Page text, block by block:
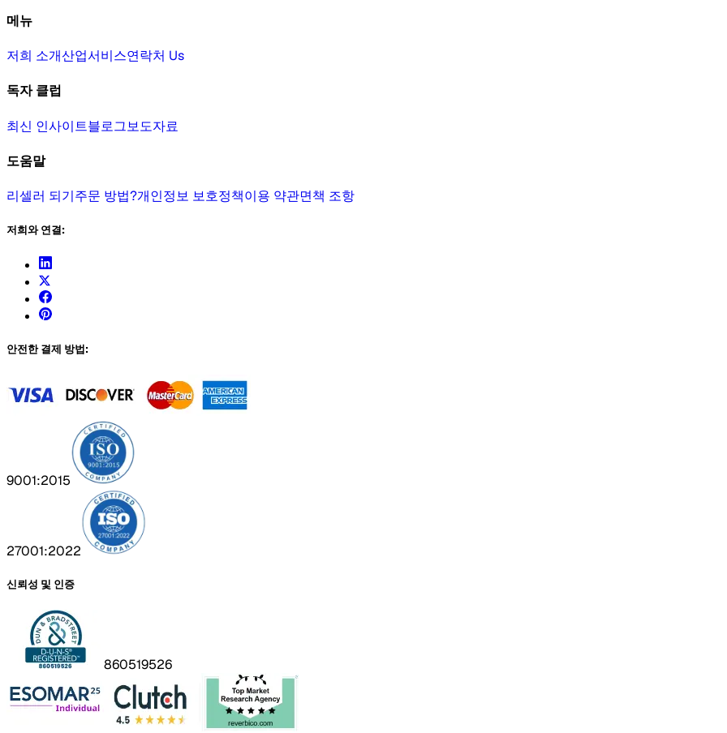
메뉴
저희 소개산업서비스연락처 Us
독자 클럽
최신 인사이트블로그보도자료
도움말
리셀러 되기주문 방법?개인정보 보호정책이용 약관면책 조항
저희와 연결:
안전한 결제 방법:
9001:2015
27001:2022
신뢰성 및 인증
860519526